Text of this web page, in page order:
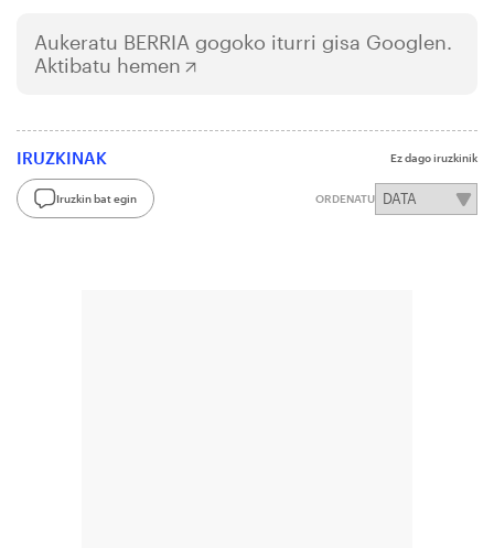
Aukeratu BERRIA gogoko iturri gisa Googlen.
Aktibatu hemen
IRUZKINAK Ez dago iruzkinik
Iruzkin bat egin ORDENATU